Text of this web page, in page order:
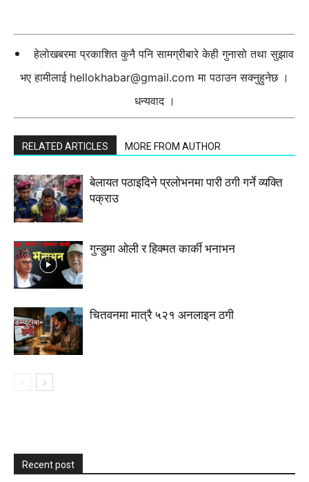
हेलोखबरमा प्रकाशित कुनै पनि सामग्रीबारे केही गुनासो तथा सुझाव
भए हामीलाई hellokhabar@gmail.com मा पठाउन सक्नुहुनेछ ।
धन्यवाद ।
RELATED ARTICLES MORE FROM AUTHOR
बेलायत पठाइदिने प्रलाेभनमा पारी ठगी गर्ने व्यक्ति
पक्राउ
गुन्डुमा ओली र हिक्मत कार्की भनाभन
चितवनमा मात्रै ५२१ अनलाइन ठगी
Recent post